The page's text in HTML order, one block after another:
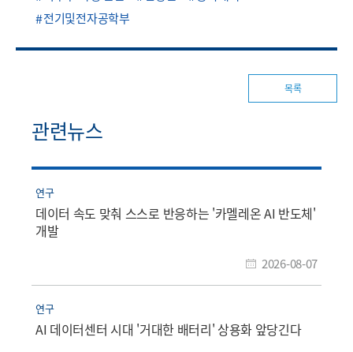
전기및전자공학부
목록
관련뉴스
연구
데이터 속도 맞춰 스스로 반응하는 '카멜레온 AI 반도체'
개발
2026-08-07
연구
AI 데이터센터 시대 '거대한 배터리' 상용화 앞당긴다